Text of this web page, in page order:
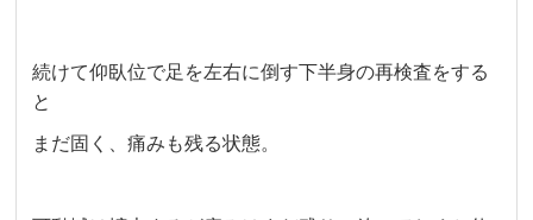
続けて仰臥位で足を左右に倒す下半身の再検査をする
と
まだ固く、痛みも残る状態。